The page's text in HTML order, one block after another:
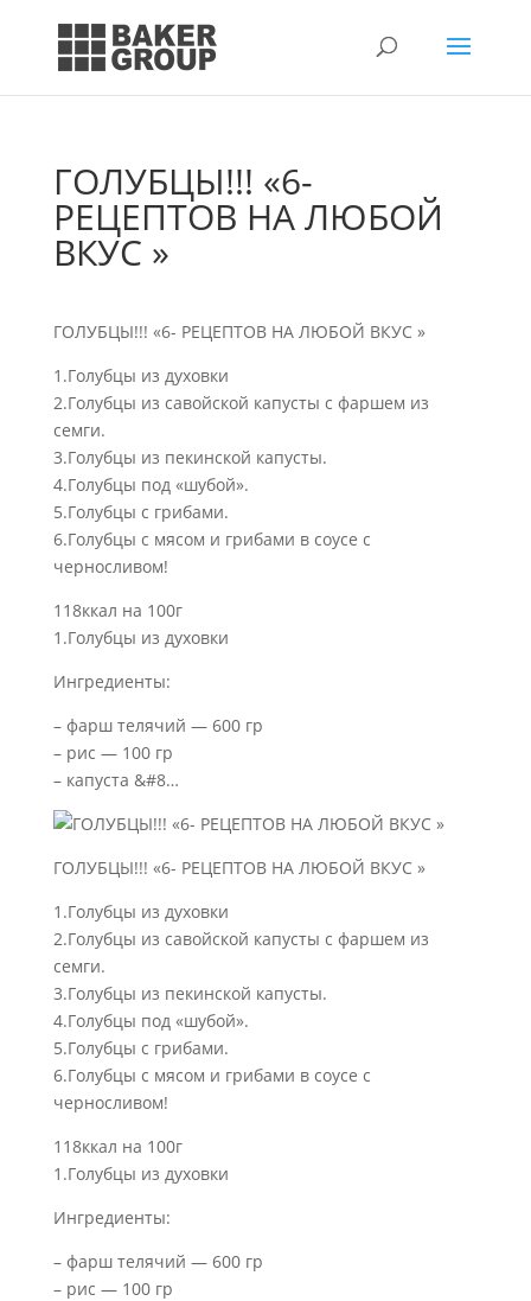
ГОЛУБЦЫ!!! «6-
РЕЦЕПТОВ НА ЛЮБОЙ
ВКУС »
ГОЛУБЦЫ!!! «6- РЕЦЕПТОВ НА ЛЮБОЙ ВКУС »
1.Голубцы из духовки
2.Голубцы из савойской капусты с фаршем из
семги.
3.Голубцы из пекинской капусты.
4.Голубцы под «шубой».
5.Голубцы с грибами.
6.Голубцы с мясом и грибами в соусе с
черносливом!
118ккал на 100г
1.Голубцы из духовки
Ингредиенты:
– фарш телячий — 600 гр
– рис — 100 гр
– капуста &#8…
ГОЛУБЦЫ!!! «6- РЕЦЕПТОВ НА ЛЮБОЙ ВКУС »
1.Голубцы из духовки
2.Голубцы из савойской капусты с фаршем из
семги.
3.Голубцы из пекинской капусты.
4.Голубцы под «шубой».
5.Голубцы с грибами.
6.Голубцы с мясом и грибами в соусе с
черносливом!
118ккал на 100г
1.Голубцы из духовки
Ингредиенты:
– фарш телячий — 600 гр
– рис — 100 гр